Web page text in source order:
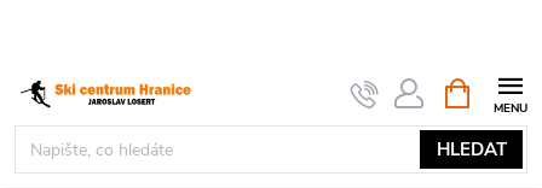
obsah
HLEDAT
NÁKUPNÍ
KOŠÍK